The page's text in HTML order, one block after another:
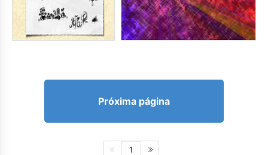
Próxima página
1